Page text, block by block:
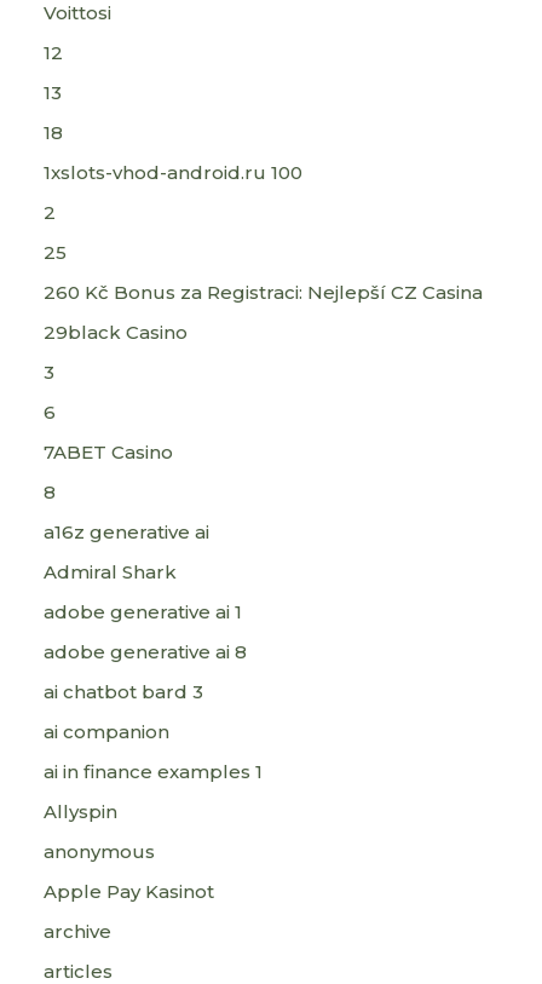
Voittosi
12
13
18
1xslots-vhod-android.ru 100
2
25
260 Kč Bonus za Registraci: Nejlepší CZ Casina
29black Casino
3
6
7ABET Casino
8
a16z generative ai
Admiral Shark
adobe generative ai 1
adobe generative ai 8
ai chatbot bard 3
ai companion
ai in finance examples 1
Allyspin
anonymous
Apple Pay Kasinot
archive
articles